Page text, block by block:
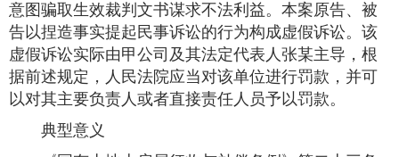
意图骗取生效裁判文书谋求不法利益。本案原告、被
告以捏造事实提起民事诉讼的行为构成虚假诉讼。该
虚假诉讼实际由甲公司及其法定代表人张某主导，根
据前述规定，人民法院应当对该单位进行罚款，并可
以对其主要负责人或者直接责任人员予以罚款。
典型意义